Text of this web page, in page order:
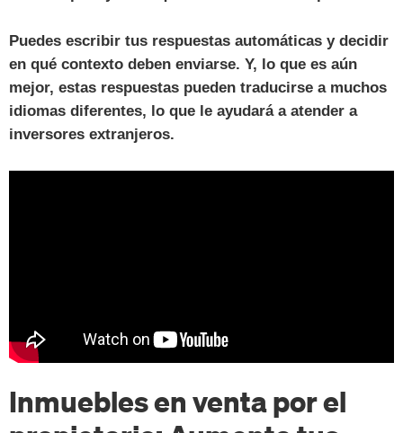
Puedes escribir tus respuestas automáticas y decidir
en qué contexto deben enviarse. Y, lo que es aún
mejor, estas respuestas pueden traducirse a muchos
idiomas diferentes, lo que le ayudará a atender a
inversores extranjeros.
Inmuebles en venta por el